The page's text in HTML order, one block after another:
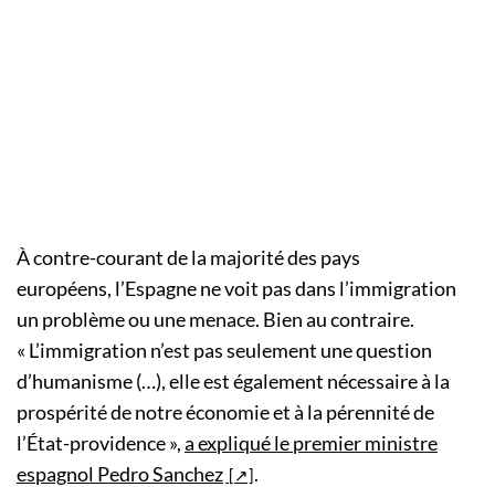
À contre-courant de la majorité des pays
européens, l’Espagne ne voit pas dans l’immigration
un problème ou une menace. Bien au contraire.
« L’immigration n’est pas seulement une question
d’humanisme (…), elle est également nécessaire à la
prospérité de notre économie et à la pérennité de
l’État-providence»,a expliqué le premier ministre
espagnol Pedro Sanchez
.